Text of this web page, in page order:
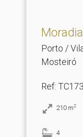
Porto /
Mosteiró
Ref:
210 m2
4